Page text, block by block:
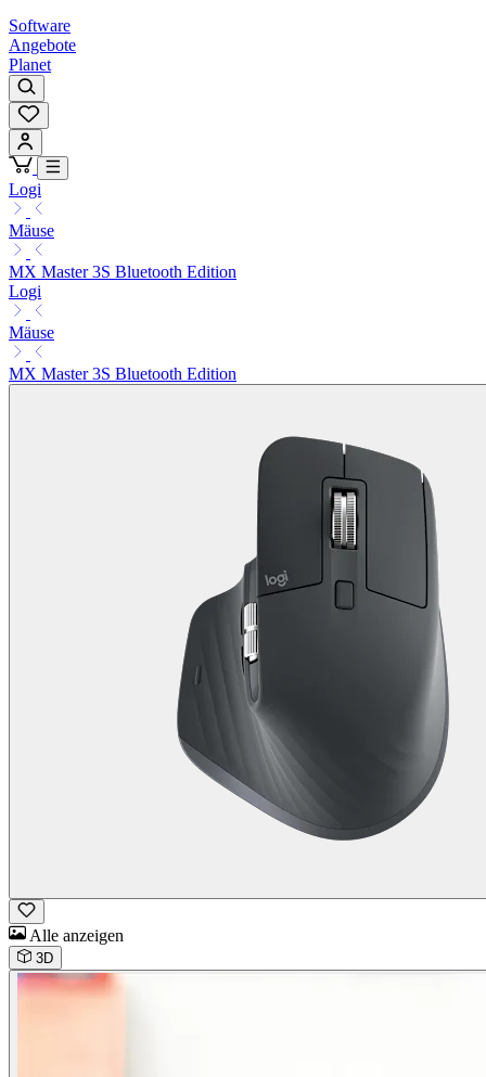
Software
Angebote
Planet
Logi
Mäuse
MX Master 3S Bluetooth Edition
Logi
Mäuse
MX Master 3S Bluetooth Edition
Alle anzeigen
3D